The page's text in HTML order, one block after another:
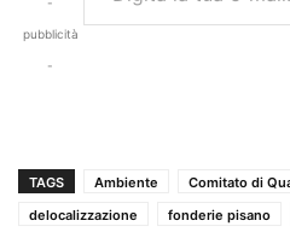
pubblicità
-
TAGS Ambiente
Comitato di
delocalizzazione
fonderie pisano